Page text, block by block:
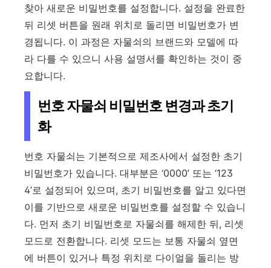
찾아 새로운 비밀번호를 설정합니다. 설정을 완료한
뒤 리셋 버튼을 원래 위치로 돌리면 비밀번호가 변
경됩니다. 이 과정은 자물쇠의 브랜드와 모델에 따
라 다를 수 있으니 사용 설명서를 확인하는 것이 중
요합니다.
번호 자물쇠 비밀번호 변경과 초기
화
번호 자물쇠는 기본적으로 제조사에서 설정한 초기
비밀번호가 있습니다. 대부분은 ‘0000’ 또는 ‘123
4’로 설정되어 있으며, 초기 비밀번호를 알고 있다면
이를 기반으로 새로운 비밀번호를 설정할 수 있습니
다. 먼저 초기 비밀번호로 자물쇠를 해제한 뒤, 리셋
모드로 전환합니다. 리셋 모드는 보통 자물쇠 옆면
에 버튼이 있거나 특정 위치로 다이얼을 돌리는 방